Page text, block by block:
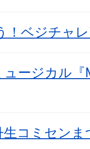
！ベジチャ
ュージカル
生コミセン